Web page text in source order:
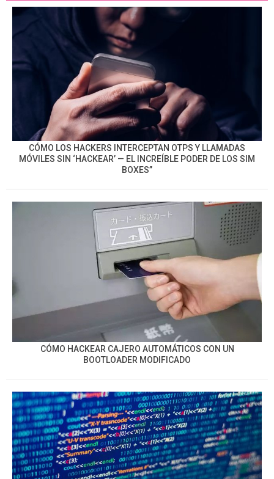
CÓMO LOS HACKERS INTERCEPTAN OTPS Y LLAMADAS
MÓVILES SIN ‘HACKEAR’ — EL INCREÍBLE PODER DE LOS SIM
BOXES”
CÓMO HACKEAR CAJERO AUTOMÁTICOS CON UN
BOOTLOADER MODIFICADO